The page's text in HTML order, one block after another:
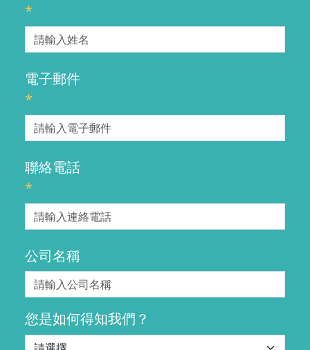
*
電子郵件
*
聯絡電話
*
公司名稱
您是如何得知我們？